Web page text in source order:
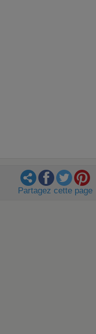
Partagez cette page